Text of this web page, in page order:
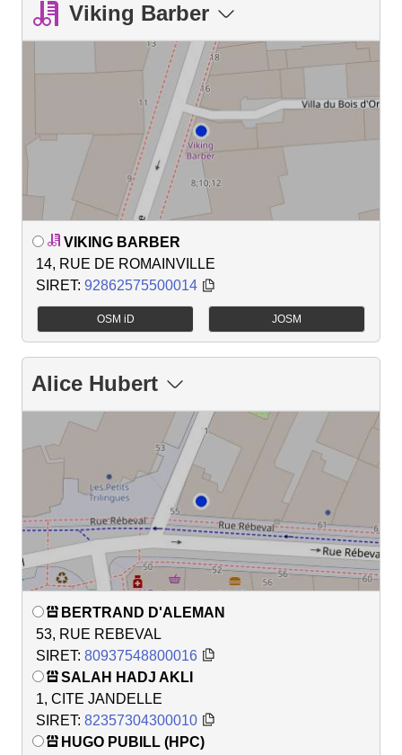
Viking Barber
VIKING BARBER
14, RUE DE ROMAINVILLE
SIRET: 92862575500014
OSM iD JOSM
Alice Hubert
BERTRAND D'ALEMAN
53, RUE REBEVAL
SIRET: 80937548800016
SALAH HADJ AKLI
1, CITE JANDELLE
SIRET: 82357304300010
HUGO PUBILL (HPC)